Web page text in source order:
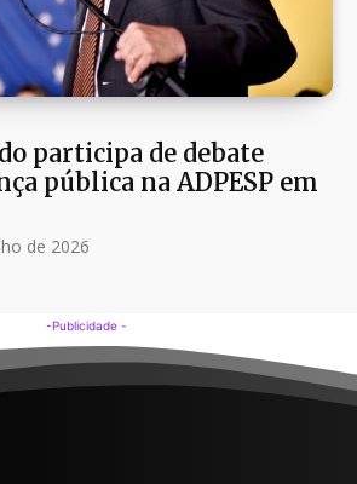
participa de debate
pública na ADPESP em
de 2026
-Publicidade -